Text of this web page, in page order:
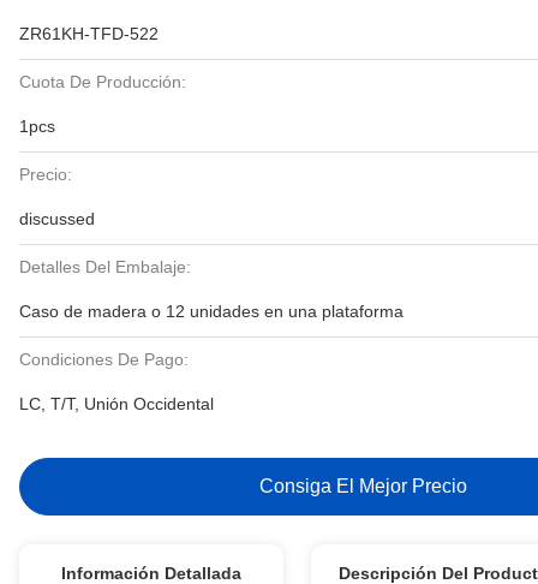
ZR61KH-TFD-522
Cuota De Producción:
1pcs
Precio:
discussed
Detalles Del Embalaje:
Caso de madera o 12 unidades en una plataforma
Condiciones De Pago:
LC, T/T, Unión Occidental
Consiga El Mejor Precio
Información Detallada Descripción Del